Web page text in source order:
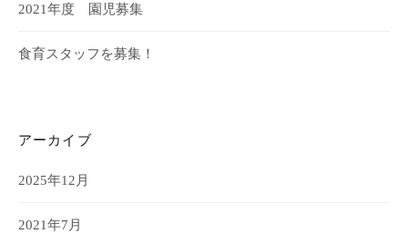
2021年度 園児募集
食育スタッフを募集！
アーカイブ
2025年12月
2021年7月